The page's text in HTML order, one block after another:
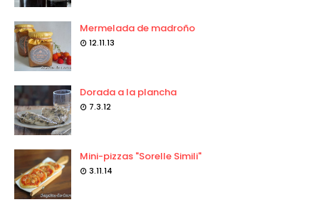
Mermelada de madroño
12.11.13
Dorada a la plancha
7.3.12
Mini-pizzas "Sorelle Simili"
3.11.14